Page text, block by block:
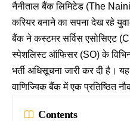
नैनीताल बैंक लिमिटेड (The
करियर बनाने का सपना देख रहे
बैंक ने कस्टमर सर्विस एसोसिएट
स्पेशलिस्ट ऑफिसर (SO) के
भर्ती अधिसूचना जारी कर दी है।
वाणिज्यिक बैंक में एक प्रतिष्ठित
Contents